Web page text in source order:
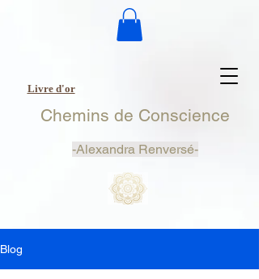
Chemins de Conscience
-Alexandra Renversé-
Livre d'or
Blog